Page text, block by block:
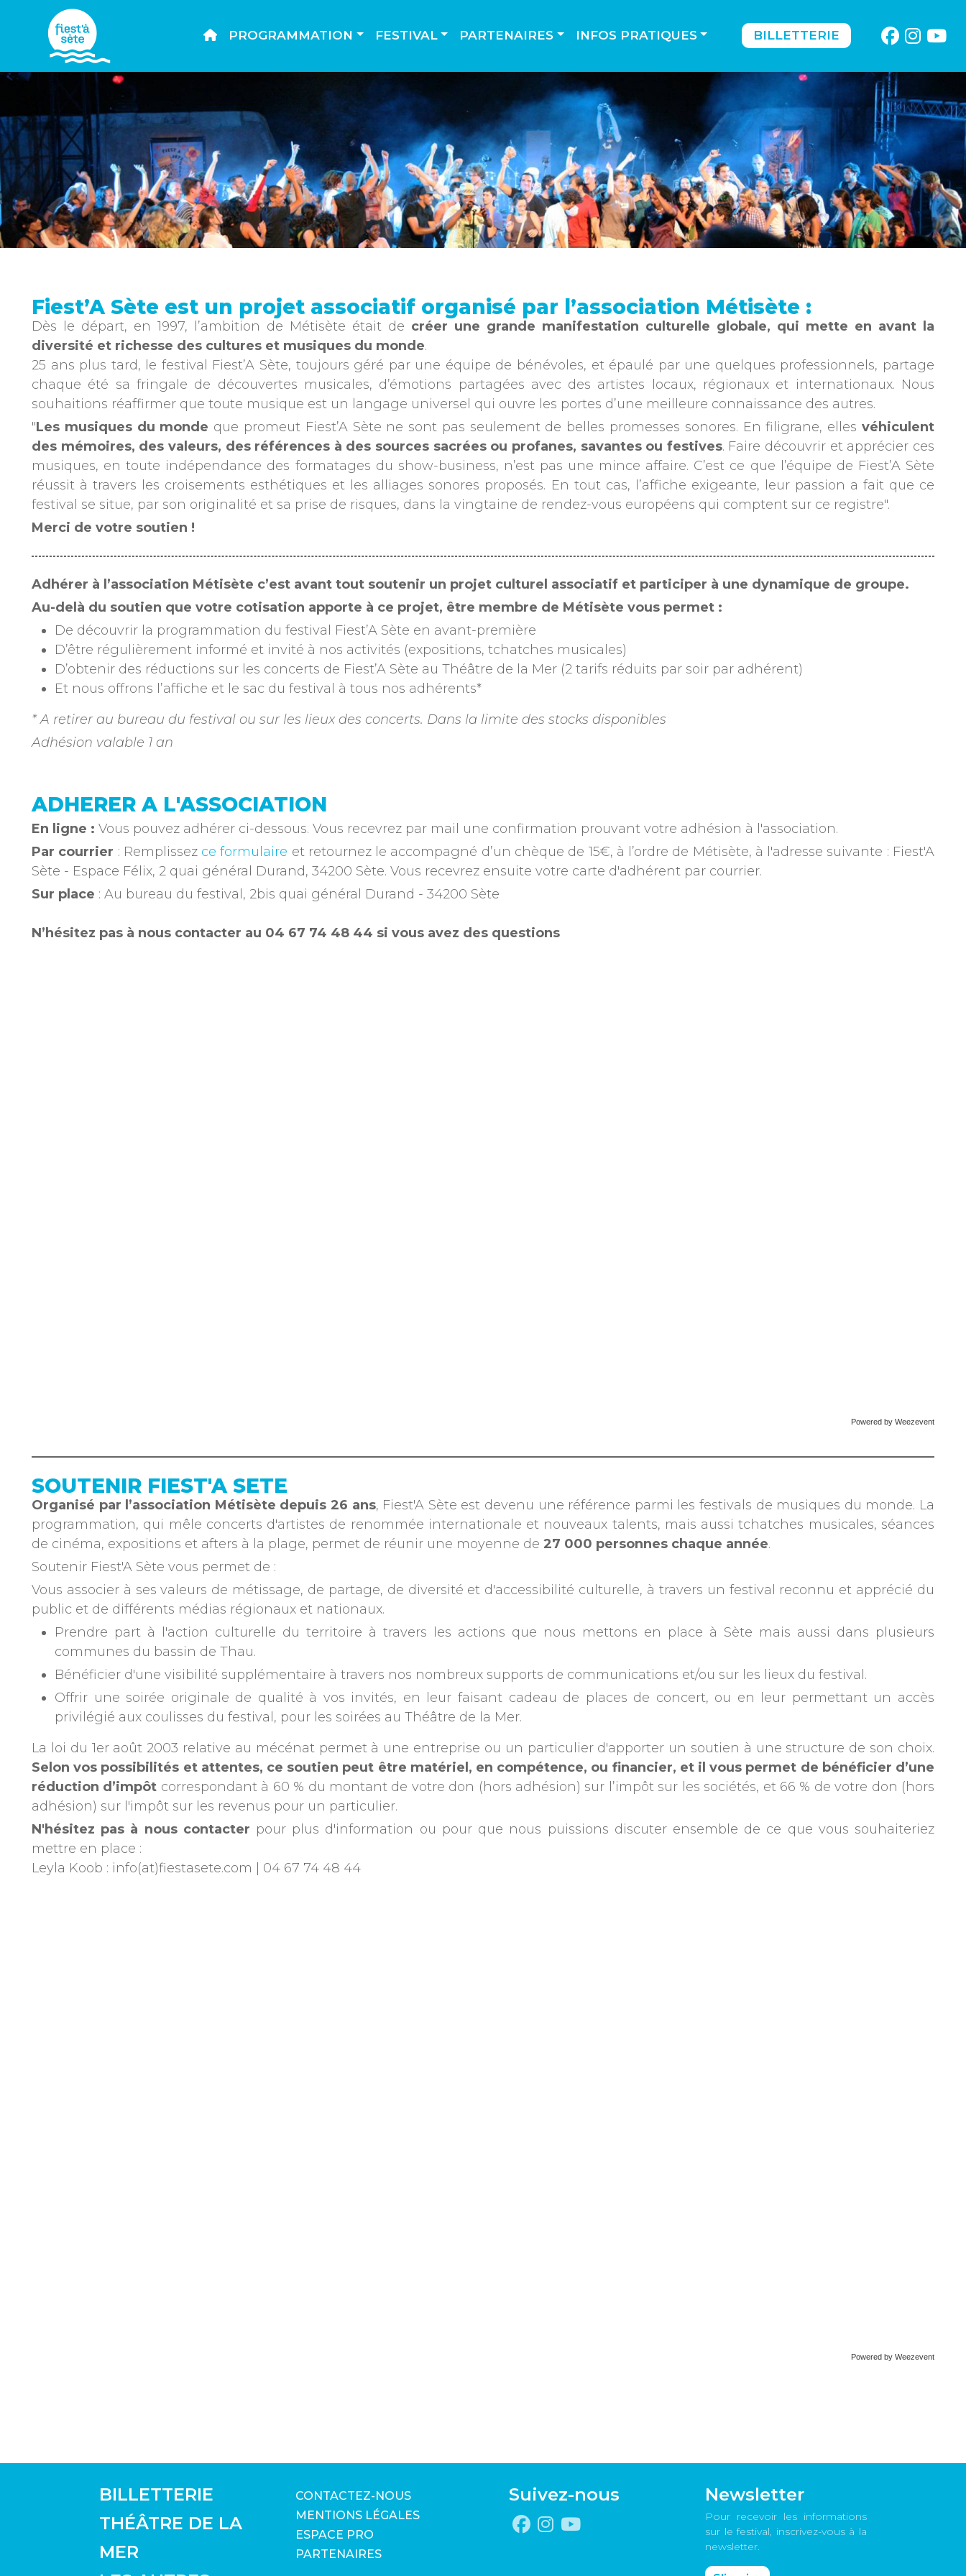
PROGRAMMATION FESTIVAL PARTENAIRES INFOS PRATIQUES BILLETTERIE
Fiest’A Sète est un projet associatif organisé par l’association Métisète :
Dès le départ, en 1997, l’ambition de Métisète était de créer une grande manifestation culturelle globale, qui mette en avant la
diversité et richesse des cultures et musiques du monde.
25 ans plus tard, le festival Fiest’A Sète, toujours géré par une équipe de bénévoles, et épaulé par une quelques professionnels, partage
chaque été sa fringale de découvertes musicales, d’émotions partagées avec des artistes locaux, régionaux et internationaux. Nous
souhaitions réaffirmer que toute musique est un langage universel qui ouvre les portes d’une meilleure connaissance des autres.
"Les musiques du monde que promeut Fiest’A Sète ne sont pas seulement de belles promesses sonores. En filigrane, ellesvéhiculent
des mémoires, des valeurs, des références à des sources sacrées ou profanes, savantes ou festives. Faire découvrir et apprécier ces
musiques, en toute indépendance des formatages du show-business, n’est pas une mince affaire. C’est ce que l’équipe de Fiest’A Sète
réussit à travers les croisements esthétiques et les alliages sonores proposés. En tout cas, l’affiche exigeante, leur passion a fait que ce
festival se situe, par son originalité et sa prise de risques, dans la vingtaine de rendez-vous européens qui comptent sur ce registre".
Merci de votre soutien !
Adhérer à l’association Métisète c’est avant tout soutenir un projet culturel associatif et participer à une dynamique de groupe.
Au-delà du soutien que votre cotisation apporte à ce projet, être membre de Métisète vous permet :
De découvrir la programmation du festival Fiest’A Sète en avant-première
D’être régulièrement informé et invité à nos activités (expositions, tchatches musicales)
D’obtenir des réductions sur les concerts de Fiest’A Sète au Théâtre de la Mer (2 tarifs réduits par soir par adhérent)
Et nous offrons l’affiche et le sac du festival à tous nos adhérents*
* A retirer au bureau du festival ou sur les lieux des concerts. Dans la limite des stocks disponibles
Adhésion valable 1 an
ADHERER A L'ASSOCIATION
En ligne : Vous pouvez adhérer ci-dessous. Vous recevrez par mail une confirmation prouvant votre adhésion à l'association.
Par courrier : Remplissez ce formulaire et retournez le accompagné d’un chèque de 15€, à l’ordre de Métisète, à l'adresse suivante : Fiest'A
Sète - Espace Félix, 2 quai général Durand, 34200 Sète. Vous recevrez ensuite votre carte d'adhérent par courrier.
Sur place : Au bureau du festival, 2bis quai général Durand - 34200 Sète
N’hésitez pas à nous contacter au 04 67 74 48 44 si vous avez des questions
SOUTENIR FIEST'A SETE
Organisé par l’association Métisète depuis 26 ans, Fiest'A Sète est devenu une référence parmi les festivals de musiques du monde. La
programmation, qui mêle concerts d'artistes de renommée internationale et nouveaux talents, mais aussi tchatches musicales, séances
de cinéma, expositions et afters à la plage, permet de réunir une moyenne de
Soutenir Fiest'A Sète vous permet de :
Vous associer à ses valeurs de métissage, de partage, de diversité et d'accessibilité culturelle, à travers un festival reconnu et apprécié du
public et de différents médias régionaux et nationaux.
Prendre part à l'action culturelle du territoire à travers les actions que nous mettons en place à Sète mais aussi dans plusieurs
communes du bassin de Thau.
Bénéficier d'une visibilité supplémentaire à travers nos nombreux supports de communications et/ou sur les lieux du festival.
Offrir une soirée originale de qualité à vos invités, en leur faisant cadeau de places de concert, ou en leur permettant un accès
La loi du 1er août 2003 relative au mécénat permet à une entreprise ou un particulier d'apporter un soutien à une structure de son choix.
Selon vos possibilités et attentes, ce soutien peut être matériel, en compétence, ou financier, et il vous permet de bénéficier d’une
réduction d’impôtcorrespondant à 60 % du montant de votre don (hors adhésion) sur l’impôt sur les sociétés, et 66 % de votre don (hors
adhésion) sur l'impôt sur les revenus pour un particulier.
N'hésitez pas à nous contacter
mettre en place :
BILLETTERIE
THÉÂTRE DE LA
CONTACTEZ-NOUS
MENTIONS LÉGALES
Suivez-nous Newsletter
sur le festival, inscrivez-vous à la